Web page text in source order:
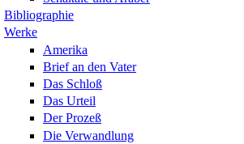
Bibliographie
Werke
Amerika
Brief an den Vater
Das Schloß
Das Urteil
Der Prozeß
Die Verwandlung